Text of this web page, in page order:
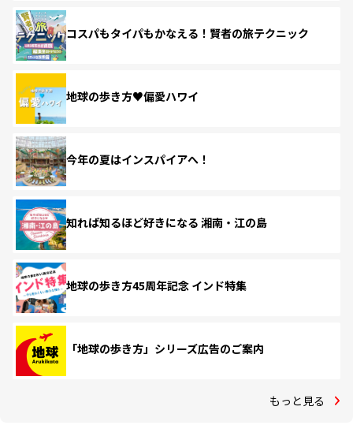
コスパもタイパもかなえる！賢者の旅テクニック
地球の歩き方♥偏愛ハワイ
今年の夏はインスパイアへ！
知れば知るほど好きになる 湘南・江の島
地球の歩き方45周年記念 インド特集
「地球の歩き方」シリーズ広告のご案内
もっと見る